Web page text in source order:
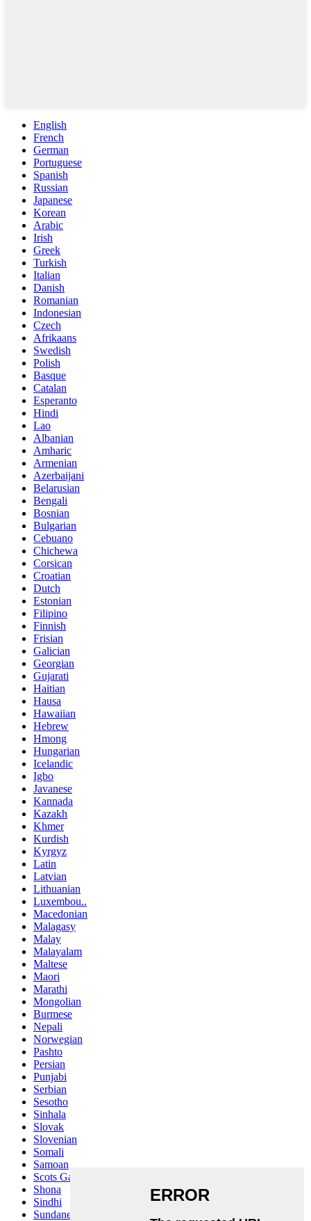
English
French
German
Portuguese
Spanish
Russian
Japanese
Korean
Arabic
Irish
Greek
Turkish
Italian
Danish
Romanian
Indonesian
Czech
Afrikaans
Swedish
Polish
Basque
Catalan
Esperanto
Hindi
Lao
Albanian
Amharic
Armenian
Azerbaijani
Belarusian
Bengali
Bosnian
Bulgarian
Cebuano
Chichewa
Corsican
Croatian
Dutch
Estonian
Filipino
Finnish
Frisian
Galician
Georgian
Gujarati
Haitian
Hausa
Hawaiian
Hebrew
Hmong
Hungarian
Icelandic
Igbo
Javanese
Kannada
Kazakh
Khmer
Kurdish
Kyrgyz
Latin
Latvian
Lithuanian
Luxembou..
Macedonian
Malagasy
Malay
Malayalam
Maltese
Maori
Marathi
Mongolian
Burmese
Nepali
Norwegian
Pashto
Persian
Punjabi
Serbian
Sesotho
Sinhala
Slovak
Slovenian
Somali
Samoan
Scots Gaelic
Shona
Sindhi
Sundanese